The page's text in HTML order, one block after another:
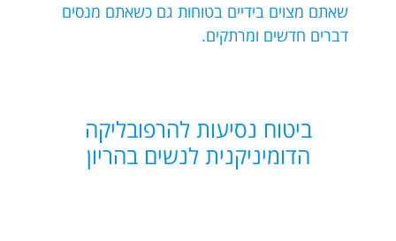
שאתם מצוים בידיים בטוחות גם כשאתם מנסים
דברים חדשים ומרתקים.
ביטוח נסיעות להרפובליקה
הדומיניקנית לנשים בהריון